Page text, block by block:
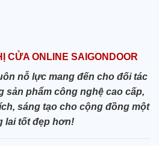
CỬA ONLINE SAIGONDOOR
nỗ lực mang đến cho đối tác
sản phẩm công nghệ cao cấp,
sáng tạo cho cộng đồng một
lai tốt đẹp hơn!